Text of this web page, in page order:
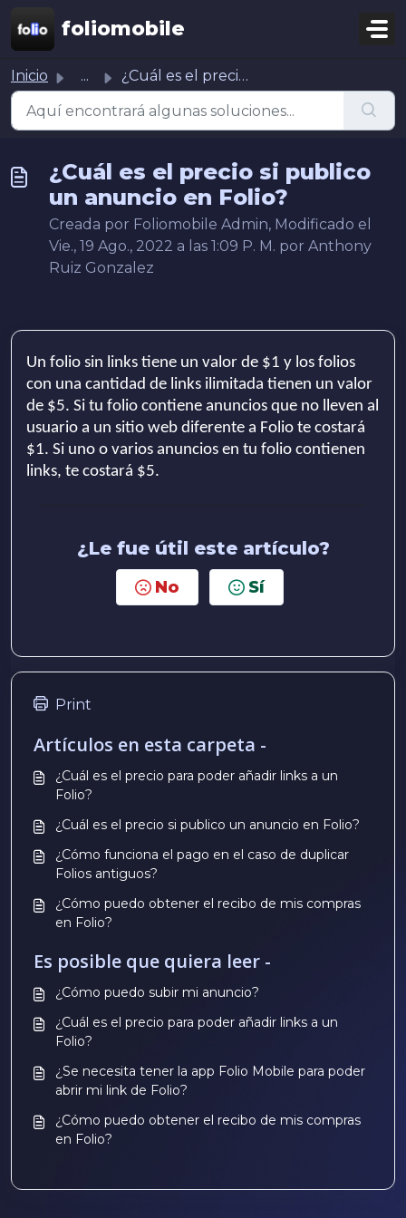
foliomobile
Inicio ... ¿Cuál es el precio si publico un anuncio en Folio?
¿Cuál es el precio si publico
un anuncio en Folio?
Creada por Foliomobile Admin, Modificado el
Vie., 19 Ago., 2022 a las 1:09 P. M. por Anthony
Ruiz Gonzalez
Un folio sin links tiene un valor de $1 y los folios
con una cantidad de links ilimitada tienen un valor
de $5. Si tu folio contiene anuncios que no lleven al
usuario a un sitio web diferente a Folio te costará
$1. Si uno o varios anuncios en tu folio contienen
links, te costará $5.
¿Le fue útil este artículo?
No Sí
Print
Artículos en esta carpeta -
¿Cuál es el precio para poder añadir links a un
Folio?
¿Cuál es el precio si publico un anuncio en Folio?
¿Cómo funciona el pago en el caso de duplicar
Folios antiguos?
¿Cómo puedo obtener el recibo de mis compras
en Folio?
Es posible que quiera leer -
¿Cómo puedo subir mi anuncio?
¿Cuál es el precio para poder añadir links a un
Folio?
¿Se necesita tener la app Folio Mobile para poder
abrir mi link de Folio?
¿Cómo puedo obtener el recibo de mis compras
en Folio?